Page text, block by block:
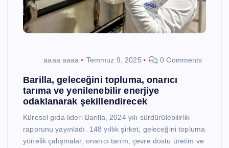
aaaa aaaa Temmuz 9, 2025 0 Comments
Barilla, geleceğini topluma, onarıcı
tarıma ve yenilenebilir enerjiye
odaklanarak şekillendirecek
Küresel gıda lideri Barilla, 2024 yılı sürdürülebilirlik
raporunu yayınladı. 148 yıllık şirket, geleceğini topluma
yönelik çalışmalar, onarıcı tarım, çevre dostu üretim ve